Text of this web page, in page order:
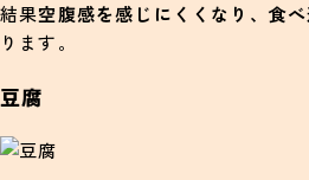
結果空腹感を感じにくくなり、食
ります。
豆腐